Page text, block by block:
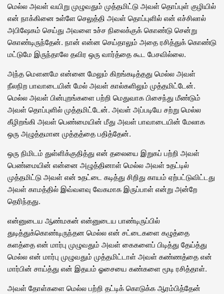
மெல்ல அவள் வயிறு முழுவதும் முத்தமிட்டு அவள் தொப்புள் குழியில்
என் நாக்கினை உள்ளே செலுத்தி அவள் தொப்புளில் என் எச்சிலால்
அபிஷேகம் செய்து அவளை உச்ச நிலைக்குக் கொண்டு சென்று
கொண்டிருந்தேன். நான் என்ன செய்தாலும் அதை ரசித்துக் கொண்டு
மட்டுமே இருந்தாலே தவிர ஒரு வார்த்தை கூட பேசவில்லை.
அந்த மௌனமே என்னை மேலும் கிறங்கடித்தது மெல்ல அவள்
நீலநிற பாவாடையின் மேல் அவள் கால்களிலும் முத்தமிட்டேன்.
மெல்ல அவள் பின்புறங்களை பற்றி மெதுவாக பிசைந்து மீண்டும்
அவள் தொப்புளில் முத்தமிட்டேன். அவள் அப்படியே சற்று மெல்ல
கீழிறங்கி அவள் பெண்மையின் மீது அவள் பாவாடையின் மேலாக
ஒரு அழுத்தமான முத்தத்தை பதித்தேன்.
ஒரு நிமிடம் துள்ளிக்குதித்து என் தலையை இறுகப் பற்றி அவள்
பெண்மையின் என்னை அழுத்தினாள் மெல்ல அவள் உதட்டில்
முத்தமிட்டு அவள் என் உதட்டை கடித்து சிறிது காயம் ஏற்பட்டுவிட்டது
அவள் காமத்தில் இவ்வளவு வேகமாக இருப்பாள் என்று அன்றே
தெரிந்தது.
என்னுடைய ஆண்மகன் என்னுடைய பாண்டிருப்பில்
துடித்துக்கொண்டிருந்தன மெல்ல என் சட்டைகளை கழுத்தை
களத்தை என் மார்பு முழுவதும் அவள் கைகளைப் பிடித்து தேய்த்து
மெல்ல என் மார்பு முழுவதும் முத்தமிட்டாள் அவள் கண்ணத்தை என்
மார்பின் சாய்த்து என் இதயம் ஓசையை கண்களை மூடி ரசித்தாள்.
அவள் தோள்களை மெல்ல பற்றி தட்டிக் கொடுக்க ஆரம்பித்தேன்